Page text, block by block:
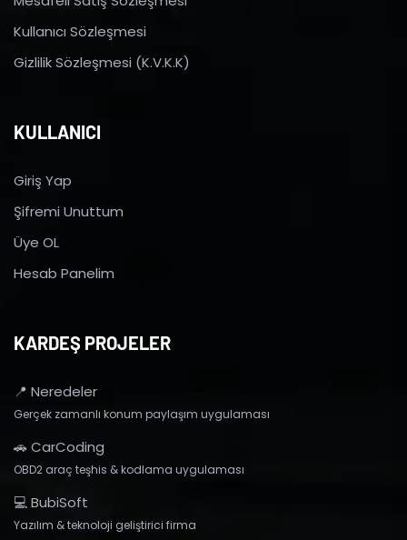
Kullanıcı Sözleşmesi
Gizlilik Sözleşmesi (K.V.K.K)
KULLANICI
Giriş Yap
Şifremi Unuttum
Üye OL
Hesab Panelim
KARDEŞ PROJELER
📍 Neredeler
Gerçek zamanlı konum paylaşım uygulaması
🚗 CarCoding
OBD2 araç teşhis & kodlama uygulaması
💻 BubiSoft
Yazılım & teknoloji geliştirici firma